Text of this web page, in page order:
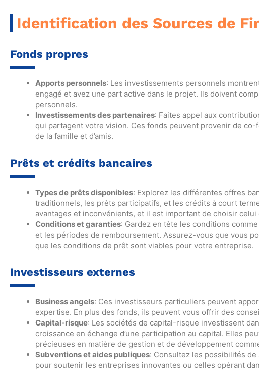
Identification des Sources de
Fonds propres
Apports personnels: Les investissements personnels
engagé et avez une part active dans le projet. Ils doivent
personnels.
Investissements des partenaires: Faites appel aux
qui partagent votre vision. Ces fonds peuvent provenir de co-
de la famille et d’amis.
Prêts et crédits bancaires
Types de prêts disponibles: Explorez les différentes offres
traditionnels, les prêts participatifs, et les crédits à court
avantages et inconvénients, et il est important de choisir
Conditions et garanties: Gardez en tête les conditions
et les périodes de remboursement. Assurez-vous que vous
que les conditions de prêt sont viables pour votre entreprise.
Investisseurs externes
Business angels: Ces investisseurs particuliers peuvent
expertise. En plus des fonds, ils peuvent vous offrir des
Capital-risque: Les sociétés de capital-risque investissent
croissance en échange d’une participation au capital. Elles
précieuses en matière de gestion et de développement
Subventions et aides publiques: Consultez les possibilités
pour soutenir les entreprises innovantes ou celles opérant